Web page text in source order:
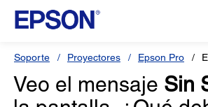
Soporte Proyectores Epson Pro
Veo el mensaje Sin